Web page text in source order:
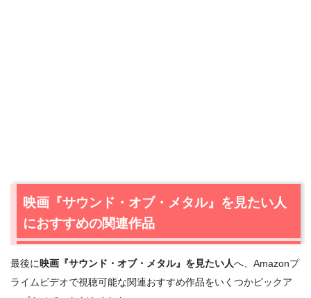
映画『サウンド・オブ・メタル』を見たい人
におすすめの関連作品
最後に映画『サウンド・オブ・メタル』を見たい人へ、Amazonプ
ライムビデオで視聴可能な関連おすすめ作品をいくつかピックア